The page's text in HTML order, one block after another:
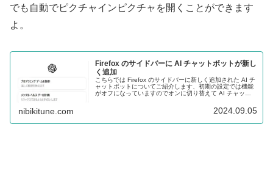
でも自動でピクチャインピクチャを開くことができます
よ。
Firefox のサイドバーに AI チャットボットが新し
く追加
こちらでは Firefox のサイドバーに新しく追加された AI チ
ャットボットについてご紹介します、初期の設定では機能
がオフになっていますのでオンに切り替えて AI チャット
nibikitune.com 2024.09.05